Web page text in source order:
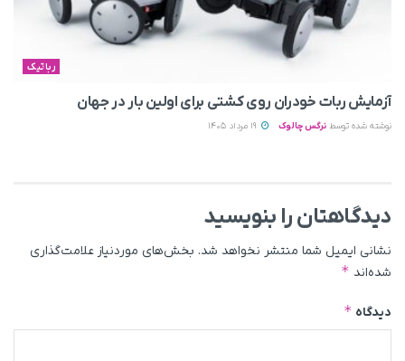
رباتیک
آزمایش ربات خودران روی کشتی برای اولین بار در جهان
نوشته شده توسط نرگس چالوک
دیدگاهتان را بنویسید
نشانی ایمیل شما منتشر نخواهد شد. بخش‌های موردنیاز علامت‌گذاری
شده‌اند *
دیدگاه *